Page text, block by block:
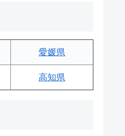
愛媛県
高知県